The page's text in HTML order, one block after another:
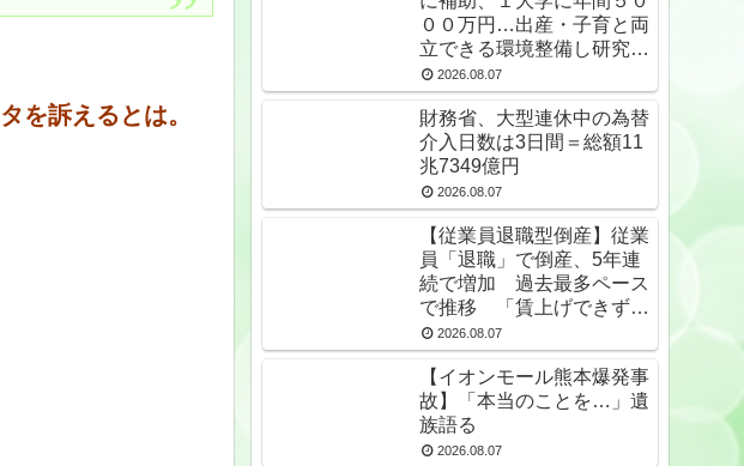
を訴えるとは。
００万円…出産・子育と両
立できる環境整備し研究力
底上げ
2026.08.07
財務省、大型連休中の為替
介入日数は3日間＝総額11
兆7349億円
2026.08.07
【従業員退職型倒産】従業
員「退職」で倒産、5年連
続で増加 過去最多ペース
で推移 「賃上げできず」
倒産も発生
2026.08.07
【イオンモール熊本爆発事
故】「本当のことを…」遺
族語る
2026.08.07